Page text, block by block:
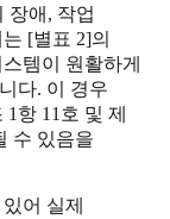
장애, 작업
[별표 2]의
템이 원활하게
다. 이 경우
항 11호 및 제
수 있음을
어 실제